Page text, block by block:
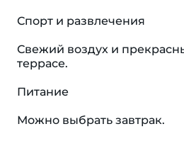
Спорт и развлечения
Свежий воздух и
террасе.
Питание
Можно выбрать завтрак.